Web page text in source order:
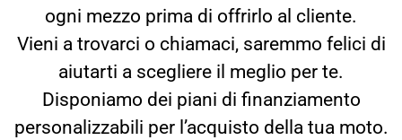
ogni mezzo prima di offrirlo al cliente.
Vieni a trovarci o chiamaci, saremmo felici di
aiutarti a scegliere il meglio per te.
Disponiamo dei piani di finanziamento
personalizzabili per l’acquisto della tua moto.